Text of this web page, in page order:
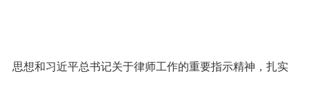
思想和习近平总书记关于律师工作的重要指示精神，扎实